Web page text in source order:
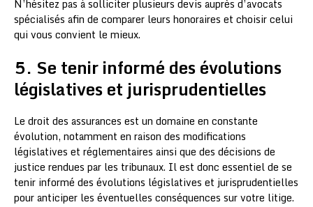
N’hésitez pas à solliciter plusieurs devis auprès d’avocats
spécialisés afin de comparer leurs honoraires et choisir celui
qui vous convient le mieux.
5. Se tenir informé des évolutions
législatives et jurisprudentielles
Le droit des assurances est un domaine en constante
évolution, notamment en raison des modifications
législatives et réglementaires ainsi que des décisions de
justice rendues par les tribunaux. Il est donc essentiel de se
tenir informé des évolutions législatives et jurisprudentielles
pour anticiper les éventuelles conséquences sur votre litige.